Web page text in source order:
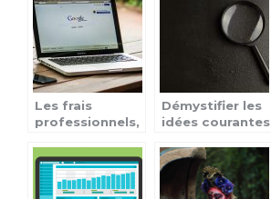
Les frais
professionnels,
fonctionne ?
Démystifier les
idées courantes
détectives
privés